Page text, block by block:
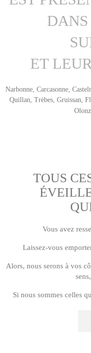
ET
Narbonne, Carcasonne,
Quillan, Trèbes, Gruissan,
TOUS
Vous avez
Laissez-vous
Alors, nous serons à vos
Si nous sommes celles